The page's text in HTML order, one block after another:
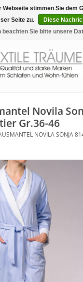
Novila
Gr.36-46
NOVILA SONJA
Webseite stimmen Sie dem
Seite zu.
Diese
beachten Sie bitte unsere